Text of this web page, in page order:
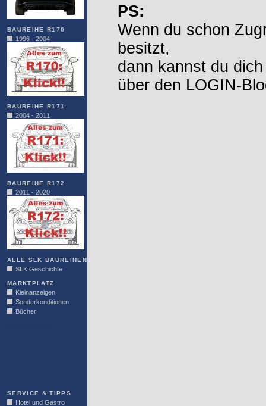
BAUREIHE R170
1996 - 2004
BAUREIHE R171
2004 - 2011
BAUREIHE R172
2011 - 2020
ALLE SLK BAUREIHEN
SLK Geschichte
MARKTPLATZ
Kleinanzeigen
Sonderkonditionen
Bücher
SERVICE & TIPPS
Hotel und Gastro
PS:
Wenn du schon
besitzt,
dann kannst du
über den LOGIN-